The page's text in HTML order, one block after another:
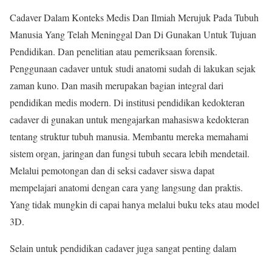
Cadaver Dalam Konteks Medis Dan Ilmiah Merujuk Pada Tubuh
Manusia Yang Telah Meninggal Dan Di Gunakan Untuk Tujuan
Pendidikan. Dan penelitian atau pemeriksaan forensik.
Penggunaan cadaver untuk studi anatomi sudah di lakukan sejak
zaman kuno. Dan masih merupakan bagian integral dari
pendidikan medis modern. Di institusi pendidikan kedokteran
cadaver di gunakan untuk mengajarkan mahasiswa kedokteran
tentang struktur tubuh manusia. Membantu mereka memahami
sistem organ, jaringan dan fungsi tubuh secara lebih mendetail.
Melalui pemotongan dan di seksi cadaver siswa dapat
mempelajari anatomi dengan cara yang langsung dan praktis.
Yang tidak mungkin di capai hanya melalui buku teks atau model
3D.
Selain untuk pendidikan cadaver juga sangat penting dalam